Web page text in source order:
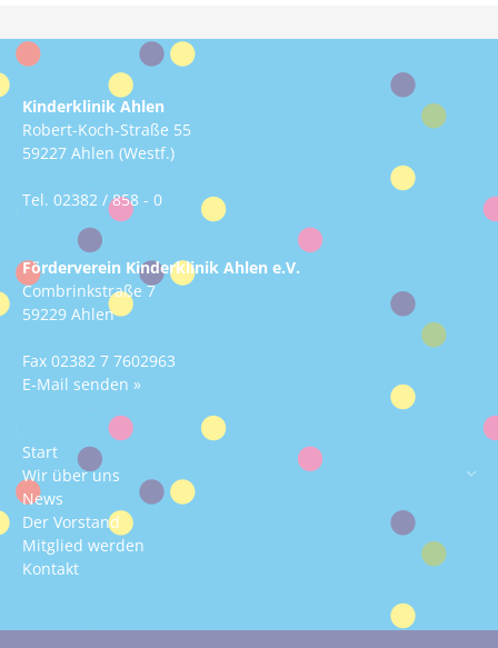
Kinderklinik Ahlen
Robert-Koch-Straße 55
59227 Ahlen (Westf.)
Tel. 02382 / 858 - 0
Förderverein Kinderklinik Ahlen e.V.
Combrinkstraße 7
59229 Ahlen
Fax 02382 7 7602963
E-Mail senden »
Start
Wir über uns
News
Der Vorstand
Mitglied werden
Kontakt